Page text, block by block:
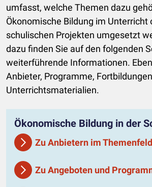
umfasst, welche Themen dazu
Ökonomische Bildung im Unterricht
schulischen Projekten umgesetzt
dazu finden Sie auf den folgenden
weiterführende Informationen.
Anbieter, Programme,
Unterrichtsmaterialien.
Ökonomische Bildung in der
Zu Anbietern im Themenfeld
Zu Angeboten und